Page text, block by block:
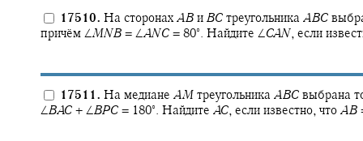
17510. На сторонах AB и BC треугольника ABC
причём ∠MNB = ∠ANC = 80‍∘ . Найдите ∠CAN, если
17511. На медиане AM треугольника ABC выбрана
∠BAC + ∠BPC = 180‍∘ . Найдите AC, если известно, что AB